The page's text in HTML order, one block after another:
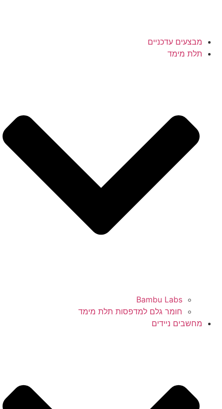
מבצעים עדכניים
תלת מימד
Bambu Labs
חומר גלם למדפסות תלת מימד
מחשבים ניידים